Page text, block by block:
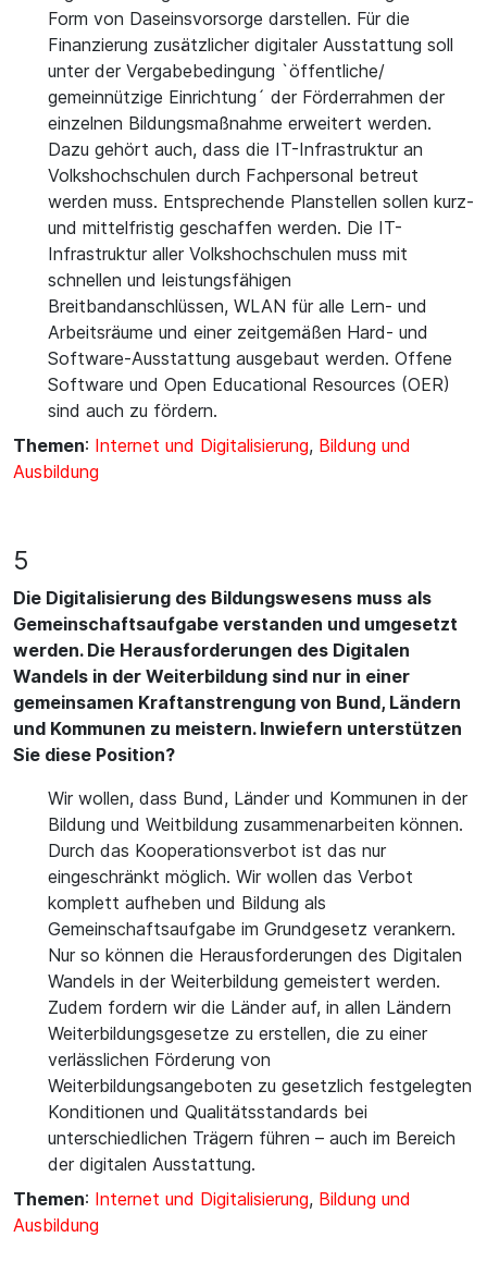
Form von Daseinsvorsorge darstellen. Für die
Finanzierung zusätzlicher digitaler Ausstattung soll
unter der Vergabebedingung `öffentliche/
gemeinnützige Einrichtung´ der Förderrahmen der
einzelnen Bildungsmaßnahme erweitert werden.
Dazu gehört auch, dass die IT-Infrastruktur an
Volkshochschulen durch Fachpersonal betreut
werden muss. Entsprechende Planstellen sollen kurz-
und mittelfristig geschaffen werden. Die IT-
Infrastruktur aller Volkshochschulen muss mit
schnellen und leistungsfähigen
Breitbandanschlüssen, WLAN für alle Lern- und
Arbeitsräume und einer zeitgemäßen Hard- und
Software-Ausstattung ausgebaut werden. Offene
Software und Open Educational Resources (OER)
sind auch zu fördern.
Themen: Internet und Digitalisierung, Bildung und
Ausbildung
5
Die Digitalisierung des Bildungswesens muss als
Gemeinschaftsaufgabe verstanden und umgesetzt
werden. Die Herausforderungen des Digitalen
Wandels in der Weiterbildung sind nur in einer
gemeinsamen Kraftanstrengung von Bund, Ländern
und Kommunen zu meistern. Inwiefern unterstützen
Sie diese Position?
Wir wollen, dass Bund, Länder und Kommunen in der
Bildung und Weitbildung zusammenarbeiten können.
Durch das Kooperationsverbot ist das nur
eingeschränkt möglich. Wir wollen das Verbot
komplett aufheben und Bildung als
Gemeinschaftsaufgabe im Grundgesetz verankern.
Nur so können die Herausforderungen des Digitalen
Wandels in der Weiterbildung gemeistert werden.
Zudem fordern wir die Länder auf, in allen Ländern
Weiterbildungsgesetze zu erstellen, die zu einer
verlässlichen Förderung von
Weiterbildungsangeboten zu gesetzlich festgelegten
Konditionen und Qualitätsstandards bei
unterschiedlichen Trägern führen – auch im Bereich
der digitalen Ausstattung.
Themen: Internet und Digitalisierung, Bildung und
Ausbildung